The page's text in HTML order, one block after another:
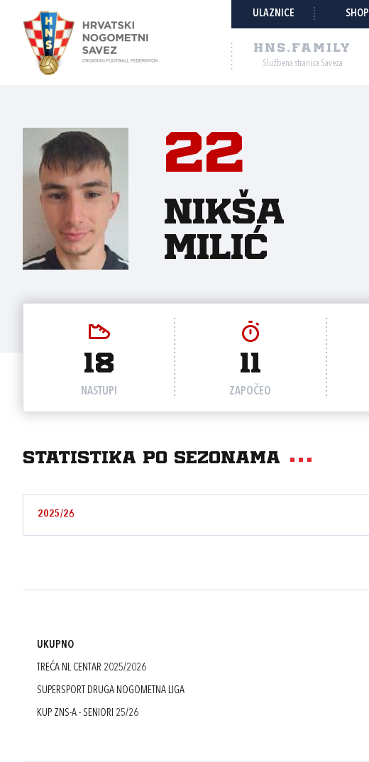
ULAZNICE SHOP
HNS.FAMILY
Službena stranica Saveza
22
Nikša
Milić
18
NASTUPI
11
ZAPOČEO
Statistika po sezonama
2025/26
UKUPNO
TREĆA NL CENTAR 2025/2026
SUPERSPORT DRUGA NOGOMETNA LIGA
KUP ZNS-A - SENIORI 25/26